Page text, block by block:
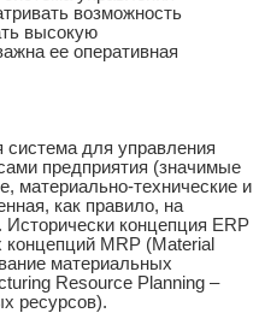
возможность
высокую
ее оперативная
система для управления
предприятия (значимые
материально-технические и
как правило, на
концепция ERP
MRP (Material
материальных
Resource Planning –
ресурсов).